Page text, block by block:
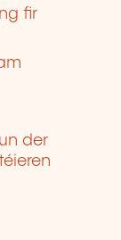
fir
der